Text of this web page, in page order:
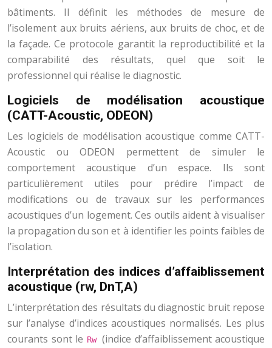
bâtiments. Il définit les méthodes de mesure de
l’isolement aux bruits aériens, aux bruits de choc, et de
la façade. Ce protocole garantit la reproductibilité et la
comparabilité des résultats, quel que soit le
professionnel qui réalise le diagnostic.
Logiciels de modélisation acoustique
(CATT-Acoustic, ODEON)
Les logiciels de modélisation acoustique comme CATT-
Acoustic ou ODEON permettent de simuler le
comportement acoustique d’un espace. Ils sont
particulièrement utiles pour prédire l’impact de
modifications ou de travaux sur les performances
acoustiques d’un logement. Ces outils aident à visualiser
la propagation du son et à identifier les points faibles de
l’isolation.
Interprétation des indices d’affaiblissement
acoustique (rw, DnT,A)
L’interprétation des résultats du diagnostic bruit repose
sur l’analyse d’indices acoustiques normalisés. Les plus
courants sont le Rw (indice d’affaiblissement acoustique